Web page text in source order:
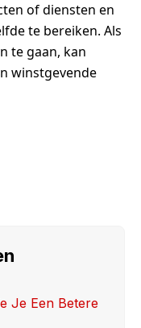
of diensten en
te bereiken. Als
te gaan, kan
winstgevende
Je Een Betere